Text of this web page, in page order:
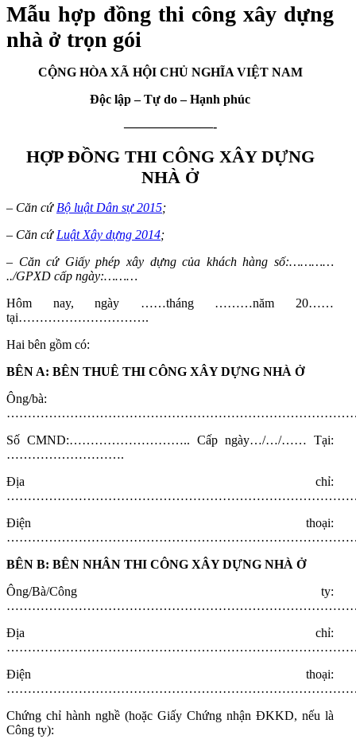
Mẫu hợp đồng thi công xây dựng
nhà ở trọn gói
CỘNG HÒA XÃ HỘI CHỦ NGHĨA VIỆT NAM
Độc lập – Tự do – Hạnh phúc
———————-
HỢP ĐỒNG THI CÔNG XÂY DỰNG
NHÀ Ở
– Căn cứ Bộ luật Dân sự 2015;
– Căn cứ Luật Xây dựng 2014;
– Căn cứ Giấy phép xây dựng của khách hàng số:…………
../GPXD cấp ngày:………
Hôm nay, ngày ……tháng ………năm 20……
tại………………………….
Hai bên gồm có:
BÊN A: BÊN THUÊ THI CÔNG XÂY DỰNG NHÀ Ở
Ông/bà:
Số CMND:……………………….. Cấp ngày…/…/…… Tại:
……………………….
Địa chỉ:
Điện thoại:
BÊN B: BÊN NHÂN THI CÔNG XÂY DỰNG NHÀ Ở
Ông/Bà/Công ty:
Địa chỉ:
Điện thoại:
Chứng chỉ hành nghề (hoặc Giấy Chứng nhận ĐKKD, nếu là
Công ty):